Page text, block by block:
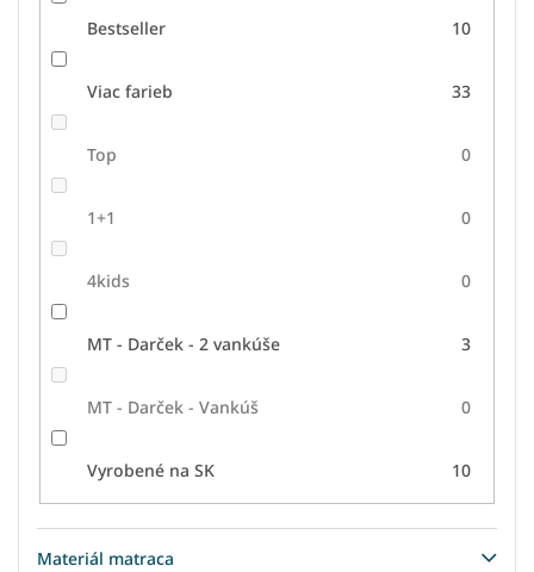
Bestseller 10
Viac farieb 33
Top 0
1+1 0
4kids 0
MT - Darček - 2 vankúše 3
MT - Darček - Vankúš 0
Vyrobené na SK 10
Materiál matraca